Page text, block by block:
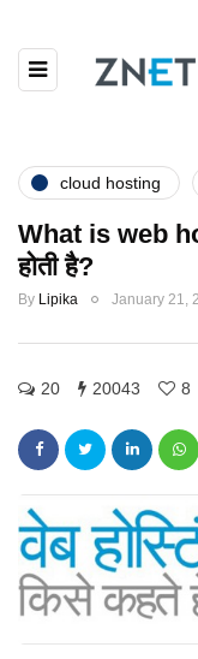
cloud hosting
What is web
होती है?
By Lipika January 21,
20 20043 8